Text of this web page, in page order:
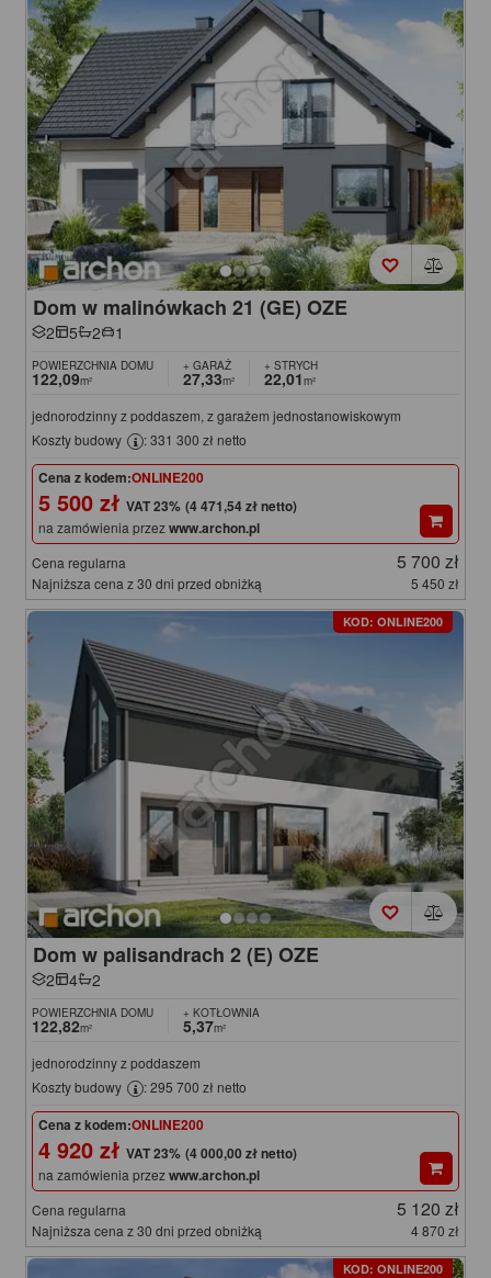
Dom w malinówkach 21 (GE) OZE
2 5 2 1
POWIERZCHNIA DOMU
122,09m²
+ GARAŻ
27,33m²
+ STRYCH
22,01m²
jednorodzinny z poddaszem, z garażem jednostanowiskowym
Koszty budowy
: 331 300 zł netto
Cena z kodem:ONLINE200
5 500 zł (4 471,54 zł netto)
na zamówienia przezwww.archon.pl
Cena regularna 5 700 zł
Najniższa cena z 30 dni przed obniżką 5 450 zł
KOD: ONLINE200
Dom w palisandrach 2 (E) OZE
2 4 2
POWIERZCHNIA DOMU
122,82m²
+ KOTŁOWNIA
5,37m²
jednorodzinny z poddaszem
Koszty budowy
: 295 700 zł netto
Cena z kodem:ONLINE200
4 920 zł (4 000,00 zł netto)
na zamówienia przezwww.archon.pl
Cena regularna 5 120 zł
Najniższa cena z 30 dni przed obniżką 4 870 zł
KOD: ONLINE200